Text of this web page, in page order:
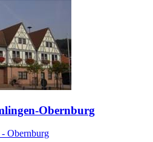
Obernburg
Obernburg